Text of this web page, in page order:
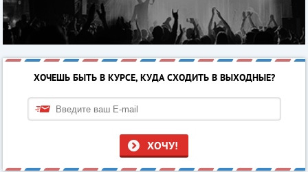
ХОЧЕШЬ БЫТЬ В КУРСЕ, КУДА СХОДИТЬ В ВЫХОДНЫЕ?
ХОЧУ!